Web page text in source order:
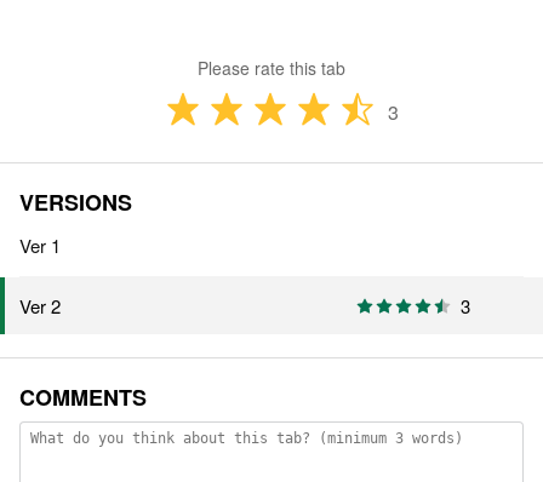
Please rate this tab
3
VERSIONS
Ver 1
Ver 2 3
COMMENTS